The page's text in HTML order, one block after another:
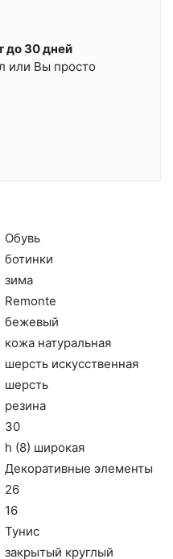
до 30 дней
или Вы просто
Обувь
бо­тин­ки
зи­ма
Re­mon­te
бе­жевый
ко­жа на­тураль­ная
шерсть ис­кусс­твен­ная
шерсть
ре­зина
30
h (8) ши­рокая
Де­кора­тив­ные эле­мен­ты
26
16
Ту­нис
зак­ры­тый круг­лый